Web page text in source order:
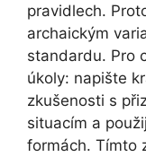
pravidlech.
archaickým
standardu. Pro
úkoly: napište
zkušenosti s
situacím a
formách. Tímto